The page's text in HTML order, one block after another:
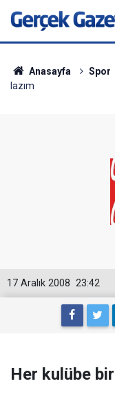
Anasayfa Spor
lazım
23:42
17 Aralık 2008
Her kulübe